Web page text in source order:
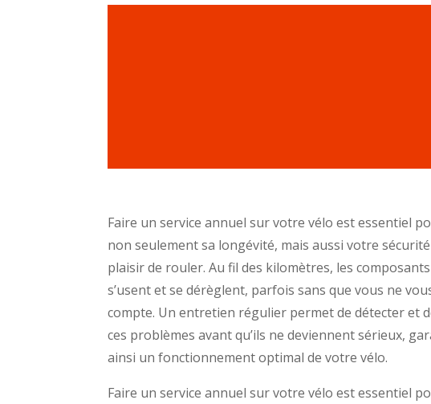
Faire un service annuel sur votre vélo est essentiel
non seulement sa longévité, mais aussi votre
plaisir de rouler. Au fil des kilomètres, les
s’usent et se dérèglent, parfois sans que vous ne
compte. Un entretien régulier permet de détecter et
ces problèmes avant qu’ils ne deviennent sérieux,
ainsi un fonctionnement optimal de votre vélo.
Faire un service annuel sur votre vélo est essentiel